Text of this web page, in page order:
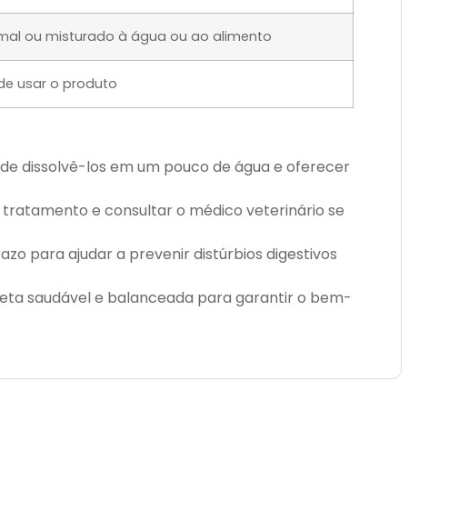
ou misturado à água ou ao alimento
usar o produto
dissolvê-los em um pouco de água e oferecer
e consultar o médico veterinário se
para ajudar a prevenir distúrbios digestivos
saudável e balanceada para garantir o bem-